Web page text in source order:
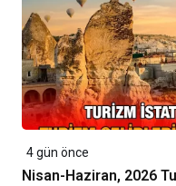
4 gün önce
Nisan-Haziran, 2026